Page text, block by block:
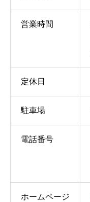
営業時間
定休日
駐車場
電話番号
ホームページ